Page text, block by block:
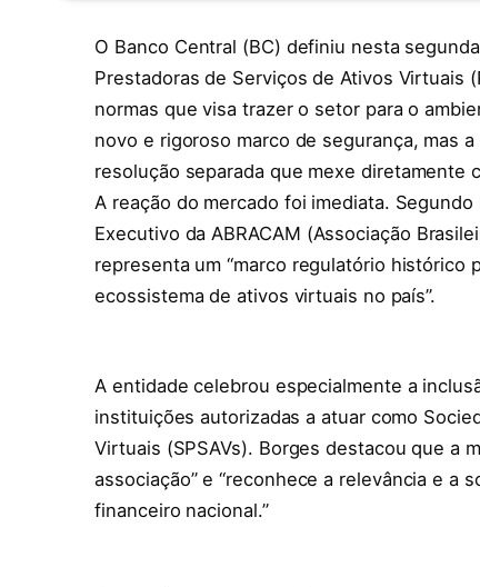
O Banco Central (BC) definiu nesta
Prestadoras de Serviços de Ativos Virtuais
normas que visa trazer o setor para o
novo e rigoroso marco de segurança, mas
resolução separada que mexe diretamente
A reação do mercado foi imediata.
Executivo da ABRACAM (Associação
representa um “marco regulatório histórico
ecossistema de ativos virtuais no país”.
A entidade celebrou especialmente a
instituições autorizadas a atuar como
Virtuais (SPSAVs). Borges destacou que a
associação” e “reconhece a relevância e a
financeiro nacional.”